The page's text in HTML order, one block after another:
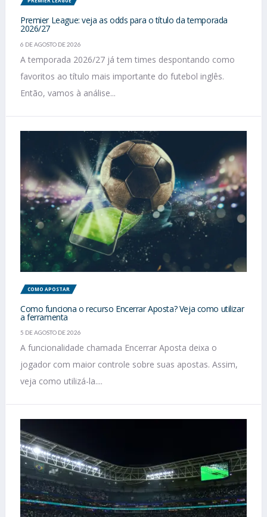
Premier League: veja as odds para o título da temporada
2026/27
6 DE AGOSTO DE 2026
A temporada 2026/27 já tem times despontando como
favoritos ao título mais importante do futebol inglês.
Então, vamos à análise...
COMO APOSTAR
Como funciona o recurso Encerrar Aposta? Veja como utilizar
a ferramenta
5 DE AGOSTO DE 2026
A funcionalidade chamada Encerrar Aposta deixa o
jogador com maior controle sobre suas apostas. Assim,
veja como utilizá-la....